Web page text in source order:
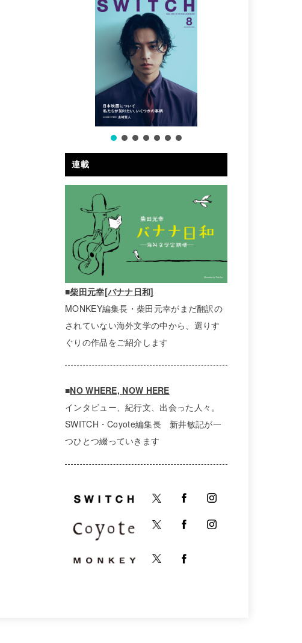
連載
■柴田元幸[バナナ日和]
MONKEY編集長・柴田元幸がまだ翻訳の
されていない海外文学の中から、選りす
ぐりの作品をご紹介します
■NO WHERE, NOW HERE
インタビュー、紀行文、出会った人々。
SWITCH・Coyote編集長 新井敏記が一
つひとつ綴っていきます